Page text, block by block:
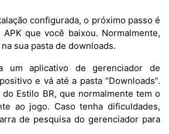
configurada, o próximo passo é
que você baixou. Normalmente,
sua pasta de downloads.
um aplicativo de gerenciador de
e vá até a pasta “Downloads”.
Estilo BR, que normalmente tem o
ao jogo. Caso tenha dificuldades,
de pesquisa do gerenciador para